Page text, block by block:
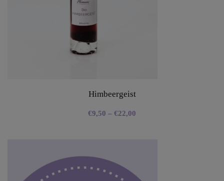
Himbeergeist
€9,50 – €22,00